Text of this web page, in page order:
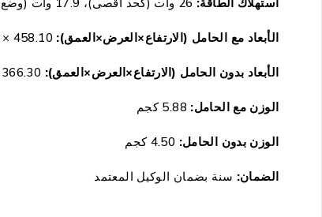
الأبعاد مع الحامل (الارتفاع×العرض×العمق):
الأبعاد بدون الحامل (الارتفاع×العرض×العمق):
الوزن مع الحامل:
الوزن بدون الحامل:
الضمان: سنة بضمان الوكيل المعتمد